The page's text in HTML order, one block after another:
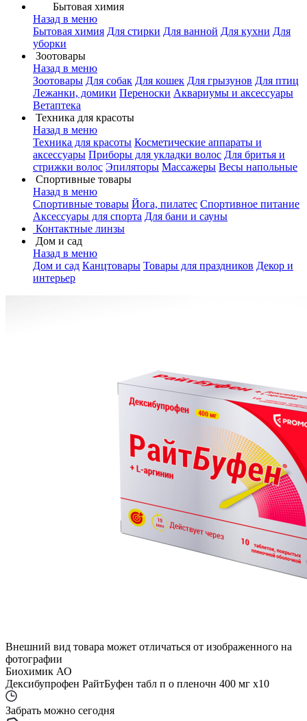
Бытовая химия
Назад в меню
Бытовая химия Для стирки Для ванной Для кухни Для
уборки
Зоотовары
Назад в меню
Зоотовары Для собак Для кошек Для грызунов Для птиц
Лежанки, домики Переноски Аквариумы и аксессуары
Ветаптека
Техника для красоты
Назад в меню
Техника для красоты Косметические аппараты и
аксессуары Приборы для укладки волос Для бритья и
стрижки волос Эпиляторы Массажеры Весы напольные
Спортивные товары
Назад в меню
Спортивные товары Йога, пилатес Спортивное питание
Аксессуары для спорта Для бани и сауны
Контактные линзы
Дом и сад
Назад в меню
Дом и сад Канцтовары Товары для праздников Декор и
интерьер
Внешний вид товара может отличаться от изображенного на
фотографии
Биохимик АО
Дексибупрофен РайтБуфен табл п о пленочн 400 мг x10
Забрать можно сегодня